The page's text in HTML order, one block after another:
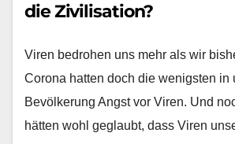
die Zivilisation?
Viren bedrohen uns mehr als wir
Corona hatten doch die wenigsten in
Bevölkerung Angst vor Viren. Und
hätten wohl geglaubt, dass Viren